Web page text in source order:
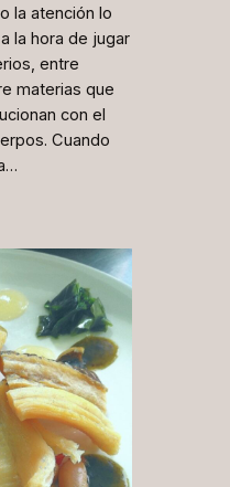
la atención lo
la hora de jugar
entre
materias que
con el
Cuando